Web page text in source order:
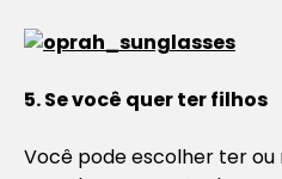
5. Se você quer ter filhos
Você pode escolher ter